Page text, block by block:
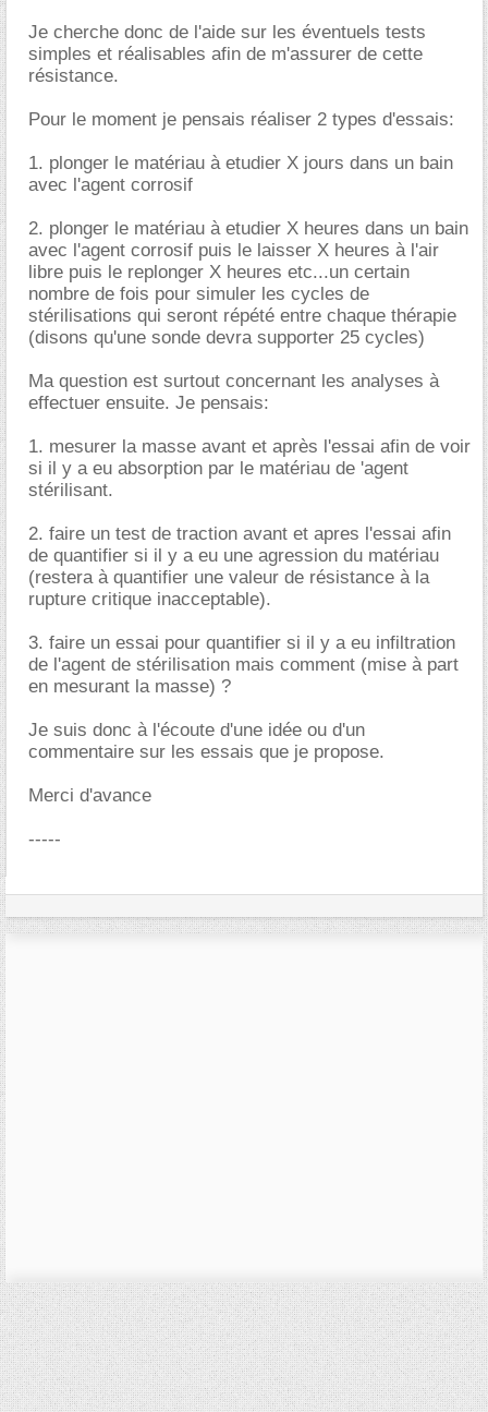
Je cherche donc de l'aide sur les éventuels tests
simples et réalisables afin de m'assurer de cette
résistance.
Pour le moment je pensais réaliser 2 types d'essais:
1. plonger le matériau à etudier X jours dans un bain
avec l'agent corrosif
2. plonger le matériau à etudier X heures dans un bain
avec l'agent corrosif puis le laisser X heures à l'air
libre puis le replonger X heures etc...un certain
nombre de fois pour simuler les cycles de
stérilisations qui seront répété entre chaque thérapie
(disons qu'une sonde devra supporter 25 cycles)
Ma question est surtout concernant les analyses à
effectuer ensuite. Je pensais:
1. mesurer la masse avant et après l'essai afin de voir
si il y a eu absorption par le matériau de 'agent
stérilisant.
2. faire un test de traction avant et apres l'essai afin
de quantifier si il y a eu une agression du matériau
(restera à quantifier une valeur de résistance à la
rupture critique inacceptable).
3. faire un essai pour quantifier si il y a eu infiltration
de l'agent de stérilisation mais comment (mise à part
en mesurant la masse) ?
Je suis donc à l'écoute d'une idée ou d'un
commentaire sur les essais que je propose.
Merci d'avance
-----